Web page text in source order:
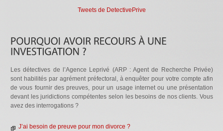
Tweets de DetectivePrive
Les détectives de l’Agence Leprivé (ARP : Agent de Recherche Privée)
sont habilités par agrément préfectoral, à enquêter pour votre compte afin
de vous fournir des preuves, pour un usage internet ou une présentation
devant les juridictions compétentes selon les besoins de nos clients. Vous
avez des interrogations ?
J’ai besoin de preuve pour mon divorce ?